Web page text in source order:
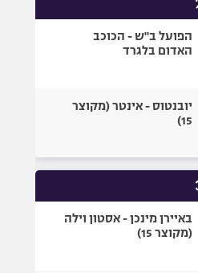
ספורט מוטורי
בייסבול MLB
גיימינג E-Sports
הפועל ב"ש - הכוכב
האדום בלגרד
יובנטוס - אינטר (מקוצר
15)
באיירן מינכן - אסטון וילה
(מקוצר 15)